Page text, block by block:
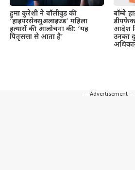
हुमा कुरेशी ने बॉलीवुड की
‘हाइपरसेक्सुअलाइज्ड’ महिला
हत्यारों की आलोचना की: ‘यह
पितृसत्ता से आता है’
बॉम्बे
आदेश
उनका
---Advertisement---